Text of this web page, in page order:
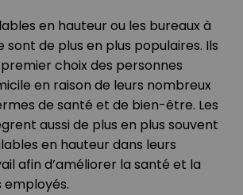
en hauteur ou les bureaux à
de plus en plus populaires. Ils
choix des personnes
en raison de leurs nombreux
de santé et de bien-être. Les
aussi de plus en plus souvent
en hauteur dans leurs
afin d’améliorer la santé et la